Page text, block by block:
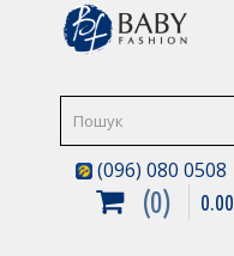
(096) 080 0508
0 0.00